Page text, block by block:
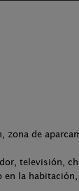
zona de
televisión,
la